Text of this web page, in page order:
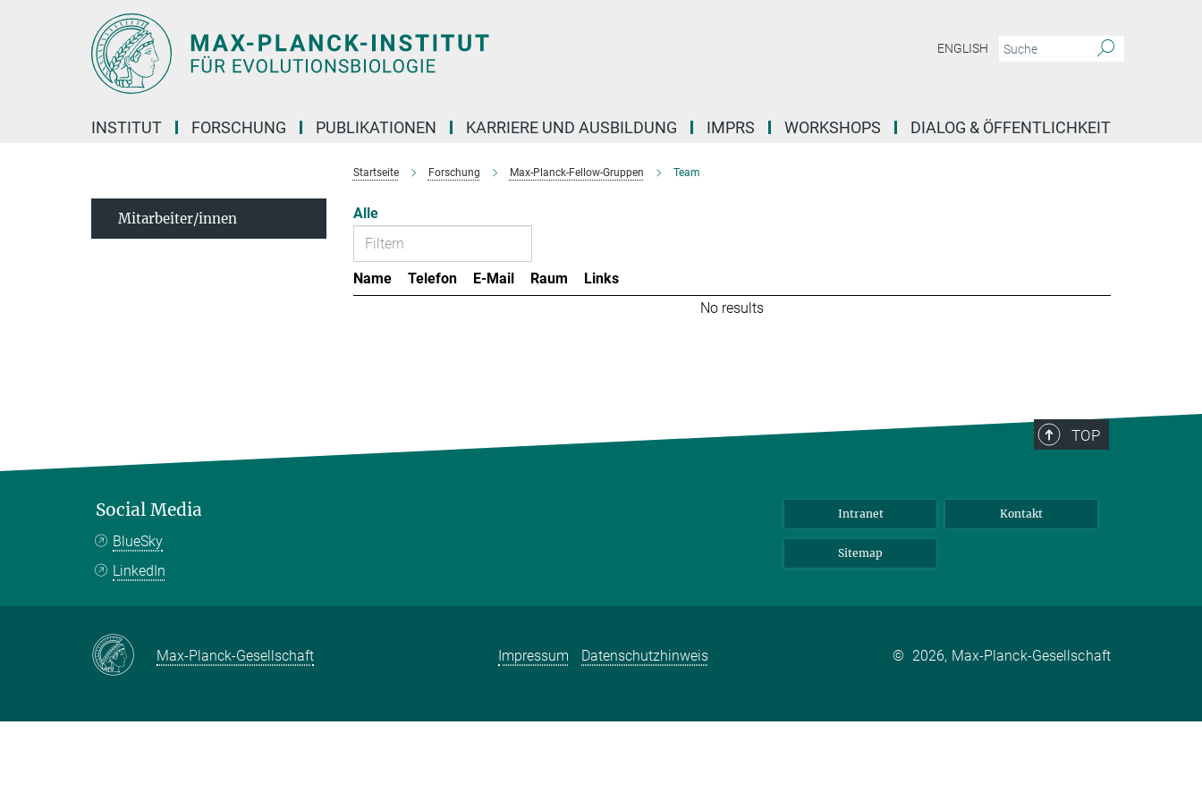
ENGLISH
INSTITUT FORSCHUNG PUBLIKATIONEN KARRIERE UND AUSBILDUNG IMPRS WORKSHOPS DIALOG & ÖFFENTLICHKEIT
Startseite Forschung Max-Planck-Fellow-Gruppen Team
Alle
Name Telefon E-Mail Raum
Links
No results
Mitarbeiter/innen
TOP
Social Media
BlueSky
LinkedIn
Intranet Kontakt
Sitemap
Max-Planck-Gesellschaft Impressum Datenschutzhinweis © 2026, Max-Planck-Gesellschaft